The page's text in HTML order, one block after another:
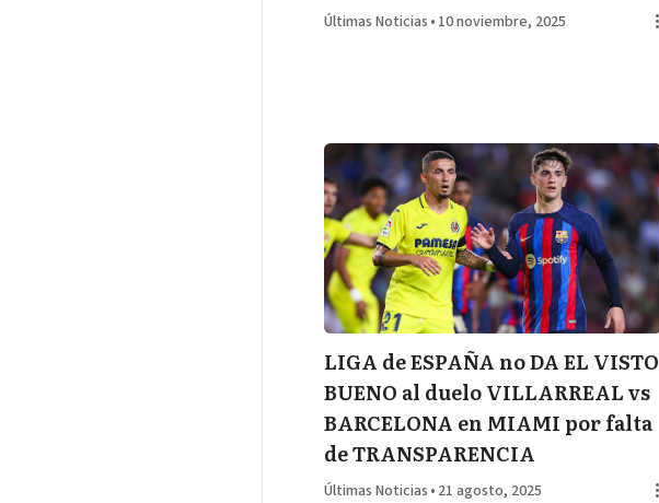
Últimas Noticias • 10 noviembre, 2025
LIGA de ESPAÑA no DA EL VISTO
BUENO al duelo VILLARREAL vs
BARCELONA en MIAMI por falta
de TRANSPARENCIA
Últimas Noticias • 21 agosto, 2025